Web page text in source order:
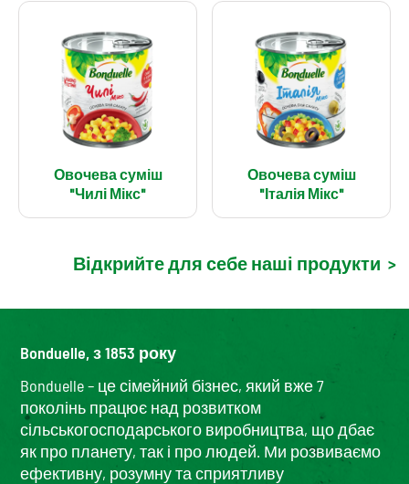
Овочева суміш
"Чилі Мікс"
Овочева суміш
"Італія Мікс"
Відкрийте для себе наші продукти >
Bonduelle, з 1853 року
Bonduelle – це сімейний бізнес, який вже 7
поколінь працює над розвитком
сільськогосподарського виробництва, що дбає
як про планету, так і про людей. Ми розвиваємо
ефективну, розумну та сприятливу